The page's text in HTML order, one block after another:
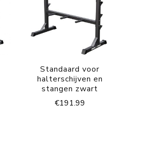
Standaard voor
halterschijven en
stangen zwart
€191.99